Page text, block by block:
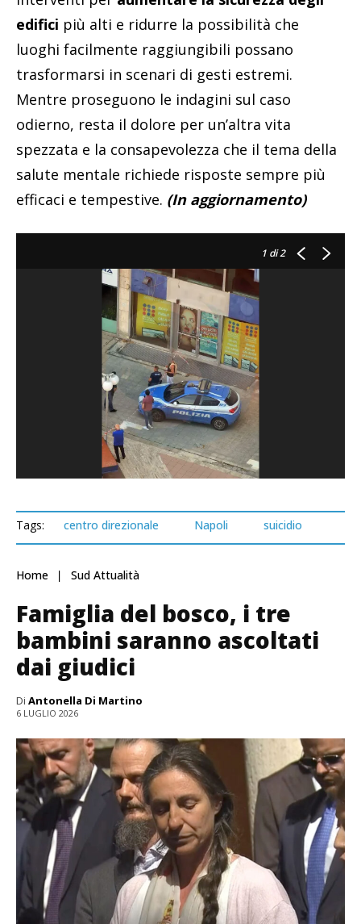
edifici più alti e ridurre la possibilità che
luoghi facilmente raggiungibili possano
trasformarsi in scenari di gesti estremi.
Mentre proseguono le indagini sul caso
odierno, resta il dolore per un’altra vita
spezzata e la consapevolezza che il tema della
salute mentale richiede risposte sempre più
efficaci e tempestive. (In aggiornamento)
1 di 2
Tags: centro direzionale Napoli suicidio
Home Sud Attualità
Famiglia del bosco, i tre
bambini saranno ascoltati
dai giudici
Di Antonella Di Martino
6 LUGLIO 2026